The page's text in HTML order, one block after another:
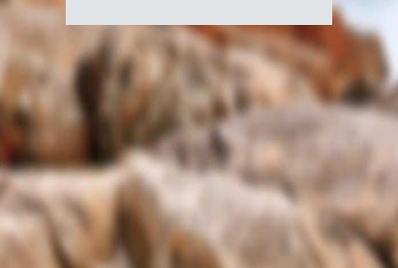
du
Canada